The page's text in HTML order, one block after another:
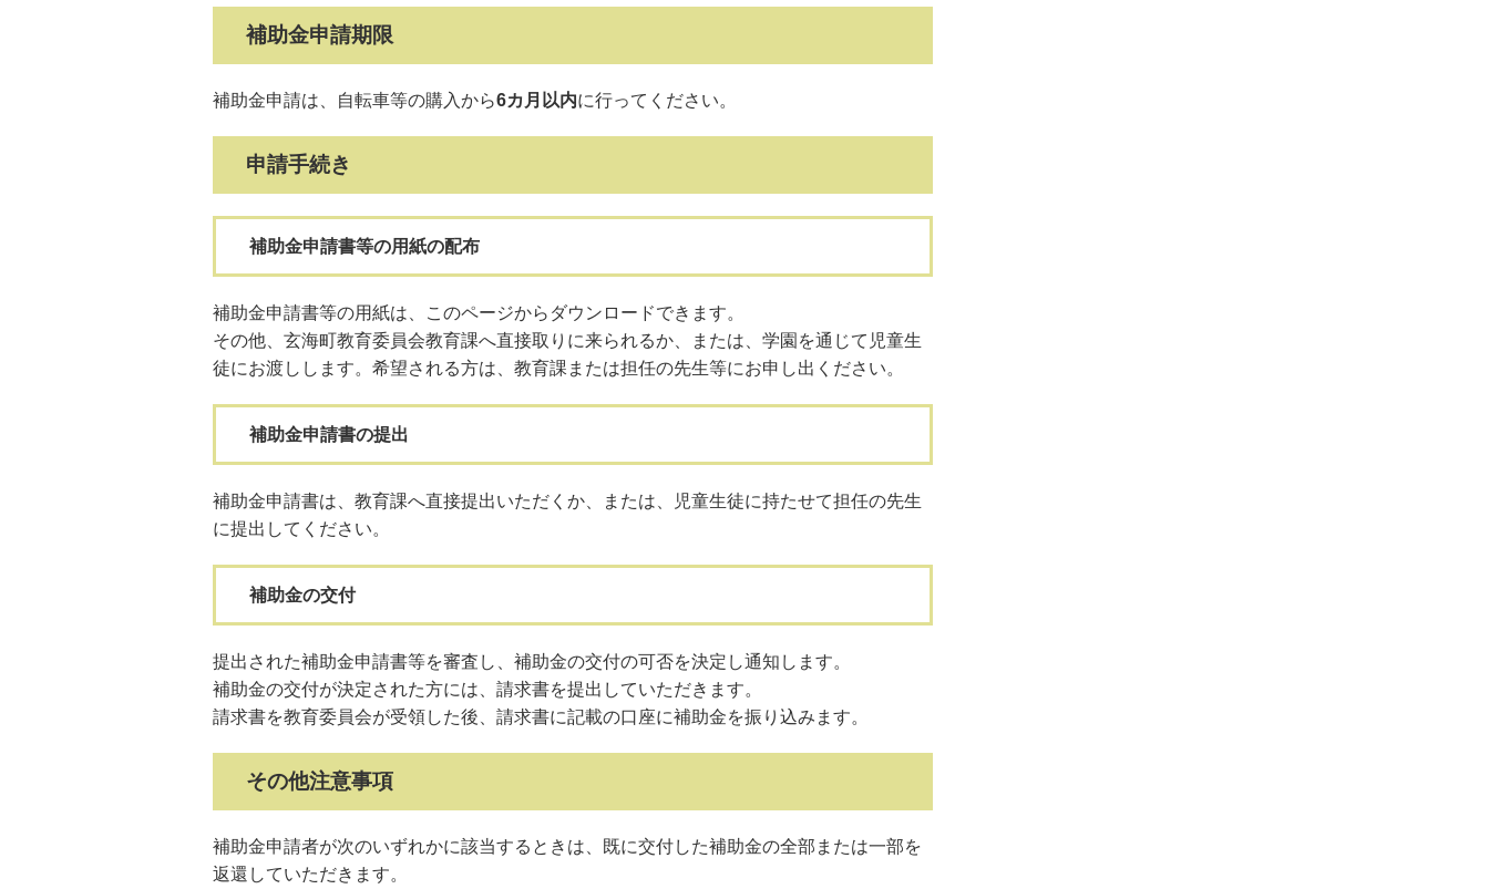
補助金申請期限
補助金申請は、自転車等の購入から6カ月以内に行ってください。
申請手続き
補助金申請書等の用紙の配布
補助金申請書等の用紙は、このページからダウンロードできます。
その他、玄海町教育委員会教育課へ直接取りに来られるか、または、学園を通じて児童生
徒にお渡しします。希望される方は、教育課または担任の先生等にお申し出ください。
補助金申請書の提出
補助金申請書は、教育課へ直接提出いただくか、または、児童生徒に持たせて担任の先生
に提出してください。
補助金の交付
提出された補助金申請書等を審査し、補助金の交付の可否を決定し通知します。
補助金の交付が決定された方には、請求書を提出していただきます。
請求書を教育委員会が受領した後、請求書に記載の口座に補助金を振り込みます。
その他注意事項
補助金申請者が次のいずれかに該当するときは、既に交付した補助金の全部または一部を
返還していただきます。